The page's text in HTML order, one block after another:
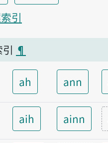
引
¶
ah ann
aih ainn